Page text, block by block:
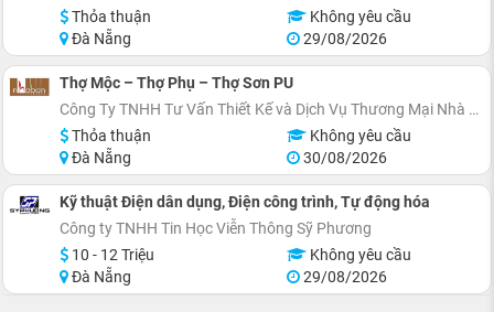
Thỏa thuận
Không yêu cầu
Đà Nẵng
29/08/2026
Thợ Mộc – Thợ Phụ – Thợ Sơn PU
Công Ty TNHH Tư Vấn Thiết Kế và Dịch Vụ Thương Mại Nhà Bạn
Thỏa thuận
Không yêu cầu
Đà Nẵng
30/08/2026
Kỹ thuật Điện dân dụng, Điện công trình, Tự động hóa
Công ty TNHH Tin Học Viễn Thông Sỹ Phương
10 - 12 Triệu
Không yêu cầu
Đà Nẵng
29/08/2026